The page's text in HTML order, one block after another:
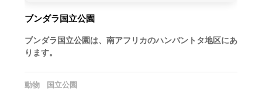
ブンダラ国立公園
ブンダラ国立公園は、南アフリカのハンバントタ地区にあ
ります。
動物 国立公園